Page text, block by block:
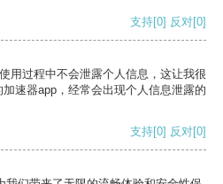
支持[0] 反对[0]
用过程中不会泄露个人信息，这让我很
速器app，经常会出现个人信息泄露的
支持[0] 反对[0]